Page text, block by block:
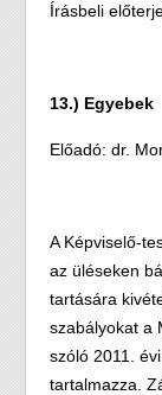
Írásbeli
13.) Egyebek
Előadó: dr.
A Képviselő-
az üléseken
tartására
szabályokat a
szóló 2011.
tartalmazza.